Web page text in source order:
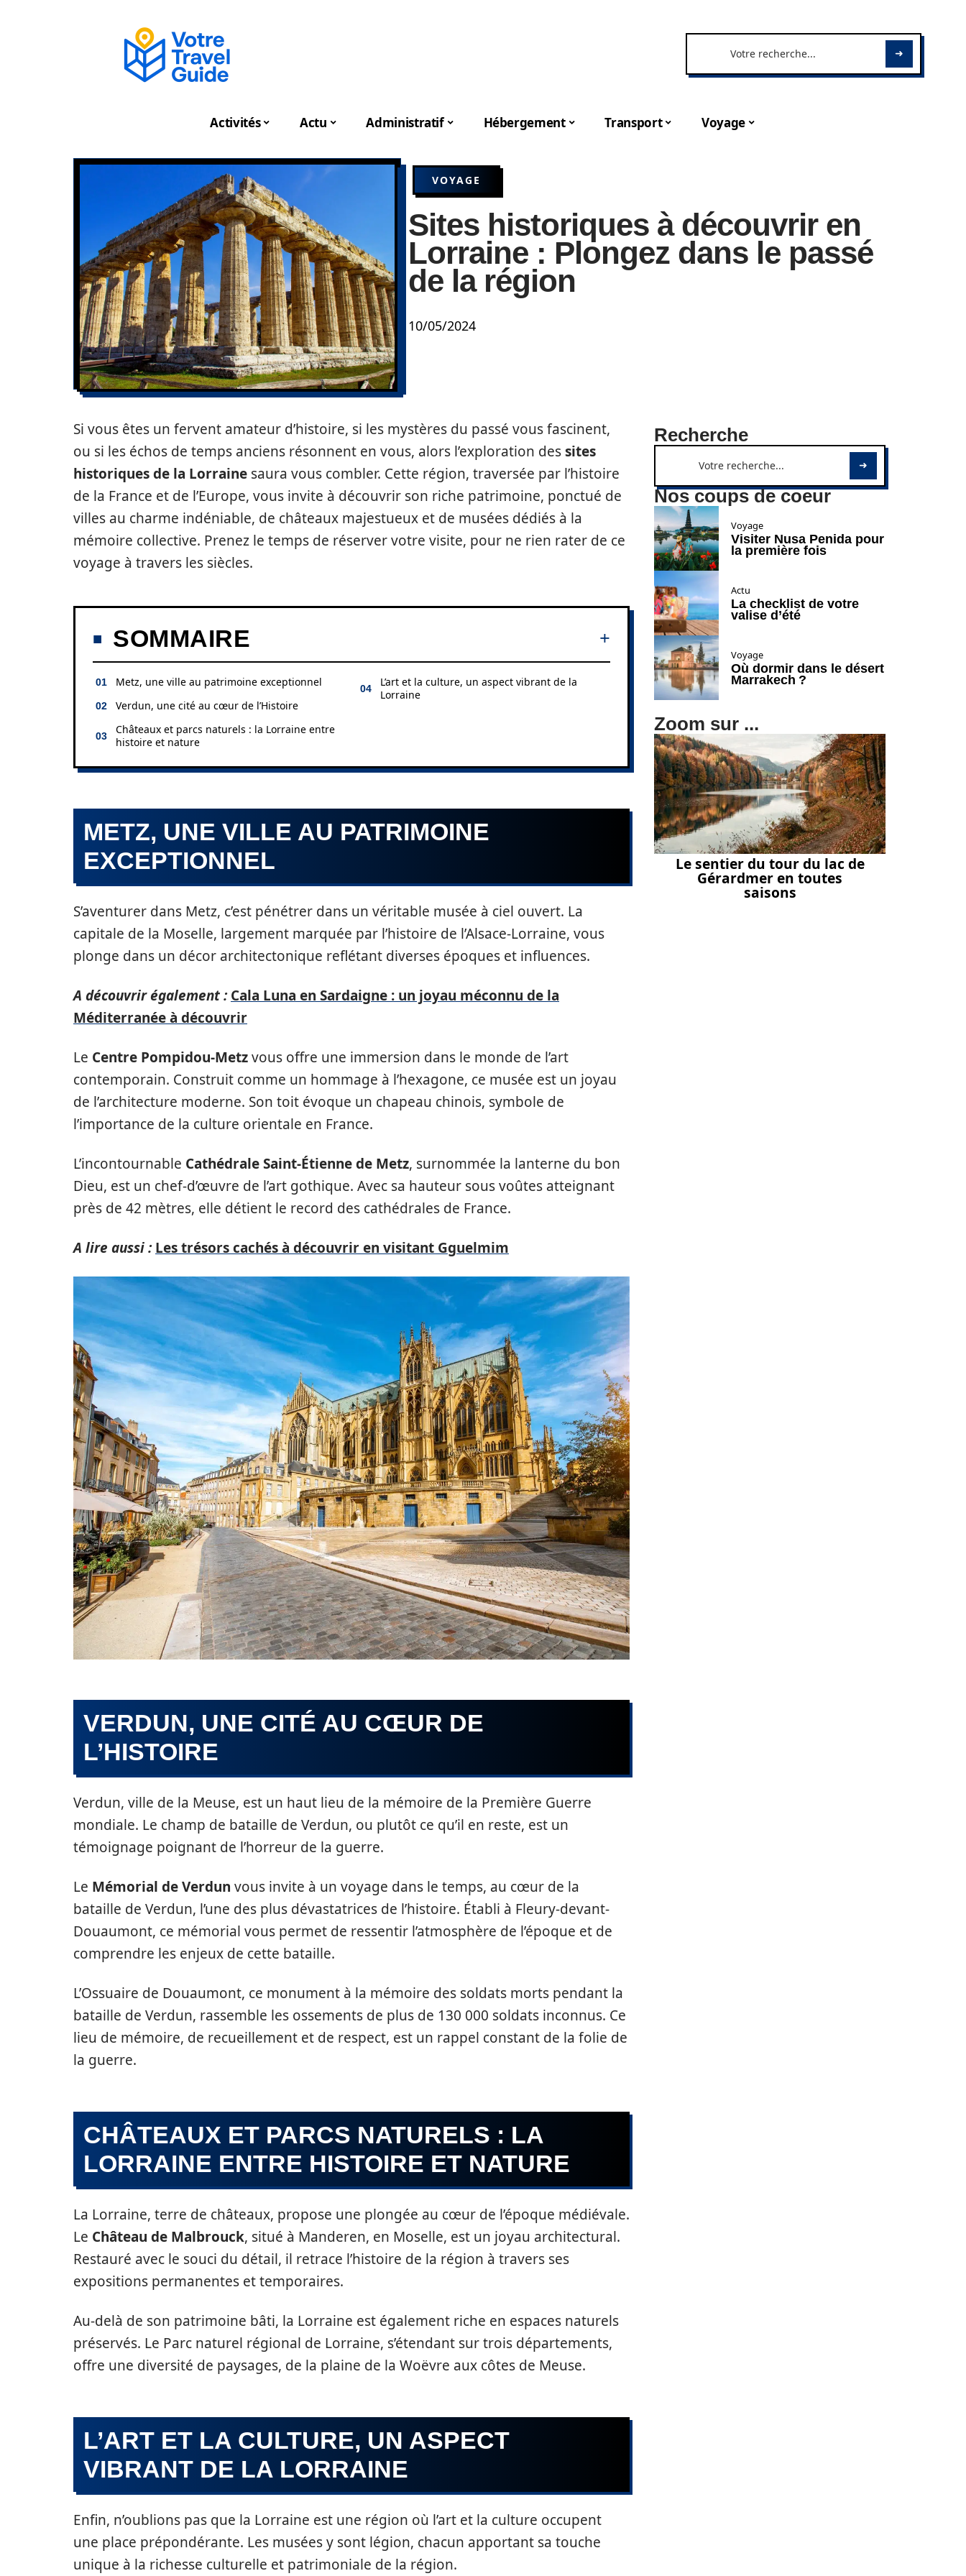
Activités Actu Administratif Hébergement Transport Voyage
VOYAGE
Sites historiques à découvrir en
Lorraine : Plongez dans le passé
de la région
10/05/2024
Si vous êtes un fervent amateur d’histoire, si les mystères du passé vous fascinent,
ou si les échos de temps anciens résonnent en vous, alors l’exploration dessites
historiques de la Lorraine saura vous combler. Cette région, traversée par l’histoire
de la France et de l’Europe, vous invite à découvrir son riche patrimoine, ponctué de
villes au charme indéniable, de châteaux majestueux et de musées dédiés à la
mémoire collective. Prenez le temps de réserver votre visite, pour ne rien rater de ce
voyage à travers les siècles.
SOMMAIRE
Metz, une ville au patrimoine exceptionnel
Verdun, une cité au cœur de l’Histoire
Châteaux et parcs naturels : la Lorraine entre
histoire et nature
L’art et la culture, un aspect vibrant de la
Lorraine
METZ, UNE VILLE AU PATRIMOINE
EXCEPTIONNEL
S’aventurer dans Metz, c’est pénétrer dans un véritable musée à ciel ouvert. La
capitale de la Moselle, largement marquée par l’histoire de l’Alsace-Lorraine, vous
plonge dans un décor architectonique reflétant diverses époques et influences.
A découvrir également : Cala Luna en Sardaigne : un joyau méconnu de la
Méditerranée à découvrir
Le Centre Pompidou-Metzvous offre une immersion dans le monde de l’art
contemporain. Construit comme un hommage à l’hexagone, ce musée est un joyau
de l’architecture moderne. Son toit évoque un chapeau chinois, symbole de
l’importance de la culture orientale en France.
L’incontournable Cathédrale Saint-Étienne de Metz, surnommée la lanterne du bon
Dieu, est un chef-d’œuvre de l’art gothique. Avec sa hauteur sous voûtes atteignant
près de 42 mètres, elle détient le record des cathédrales de France.
A lire aussi : Les trésors cachés à découvrir en visitant Gguelmim
VERDUN, UNE CITÉ AU CŒUR DE
L’HISTOIRE
Verdun, ville de la Meuse, est un haut lieu de la mémoire de la Première Guerre
mondiale. Le champ de bataille de Verdun, ou plutôt ce qu’il en reste, est un
témoignage poignant de l’horreur de la guerre.
Le Mémorial de Verdun vous invite à un voyage dans le temps, au cœur de la
bataille de Verdun, l’une des plus dévastatrices de l’histoire. Établi à Fleury-devant-
Douaumont, ce mémorial vous permet de ressentir l’atmosphère de l’époque et de
comprendre les enjeux de cette bataille.
L’Ossuaire de Douaumont, ce monument à la mémoire des soldats morts pendant la
bataille de Verdun, rassemble les ossements de plus de 130 000 soldats inconnus. Ce
lieu de mémoire, de recueillement et de respect, est un rappel constant de la folie de
la guerre.
CHÂTEAUX ET PARCS NATURELS : LA
LORRAINE ENTRE HISTOIRE ET NATURE
La Lorraine, terre de châteaux, propose une plongée au cœur de l’époque médiévale.
Le Château de Malbrouck, situé à Manderen, en Moselle, est un joyau architectural.
Restauré avec le souci du détail, il retrace l’histoire de la région à travers ses
expositions permanentes et temporaires.
Au-delà de son patrimoine bâti, la Lorraine est également riche en espaces naturels
préservés. Le Parc naturel régional de Lorraine, s’étendant sur trois départements,
offre une diversité de paysages, de la plaine de la Woëvre aux côtes de Meuse.
L’ART ET LA CULTURE, UN ASPECT
VIBRANT DE LA LORRAINE
Enfin, n’oublions pas que la Lorraine est une région où l’art et la culture occupent
une place prépondérante. Les musées y sont légion, chacun apportant sa touche
unique à la richesse culturelle et patrimoniale de la région.
Recherche
Nos coups de coeur
Voyage
Visiter Nusa Penida pour
la première fois
Actu
La checklist de votre
valise d’été
Voyage
Où dormir dans le désert
Marrakech ?
Zoom sur ...
Le sentier du tour du lac de
Gérardmer en toutes
saisons